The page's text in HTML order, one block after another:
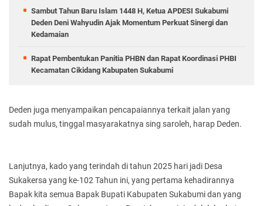
Sambut Tahun Baru Islam 1448 H, Ketua APDESI Sukabumi
Deden Deni Wahyudin Ajak Momentum Perkuat Sinergi dan
Kedamaian
Rapat Pembentukan Panitia PHBN dan Rapat Koordinasi PHBI
Kecamatan Cikidang Kabupaten Sukabumi
Deden juga menyampaikan pencapaiannya terkait jalan yang
sudah mulus, tinggal masyarakatnya sing saroleh, harap Deden.
Lanjutnya, kado yang terindah di tahun 2025 hari jadi Desa
Sukakersa yang ke-102 Tahun ini, yang pertama kehadirannya
Bapak kita semua Bapak Bupati Kabupaten Sukabumi dan yang